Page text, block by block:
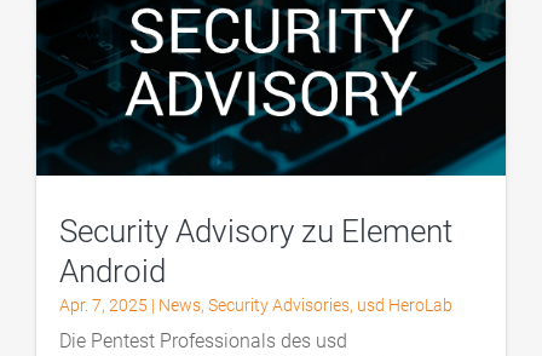
Security Advisory zu Element
Android
Apr. 7, 2025 | News,Security Advisories, usd HeroLab
Die Pentest Professionals des usd